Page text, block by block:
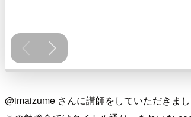
@imaizume さんに講師をしていただきまし